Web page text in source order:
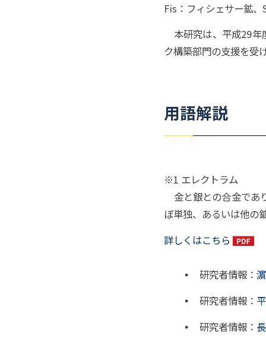
Fis：フィシェサー鉱
本研究は、平成29年
ク構築部門の支援を受
用語解説
※1 エレクトラム
金と銀との合金であ
ぼ単独、あるいは他の
詳しくはこちら
研究者情報：
研究者情報：
研究者情報：